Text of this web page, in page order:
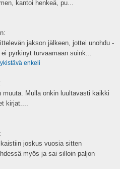
kantoi henkeä, pu...
jakson jälkeen, jottei unohdu -
pyrkinyt turvaamaan suink...
enkeli
Mulla onkin luultavasti kaikki
kirjat....
joskus vuosia sitten
myös ja sai silloin paljon